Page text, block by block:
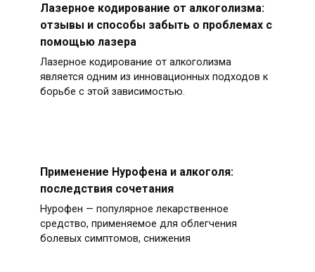
Лазерное кодирование от алкоголизма:
отзывы и способы забыть о проблемах с
помощью лазера
Лазерное кодирование от алкоголизма
является одним из инновационных подходов к
борьбе с этой зависимостью.
Применение Нурофена и алкоголя:
последствия сочетания
Нурофен — популярное лекарственное
средство, применяемое для облегчения
болевых симптомов, снижения